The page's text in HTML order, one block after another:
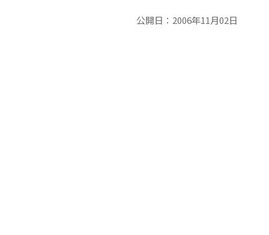
公開日： 2006年11月02日